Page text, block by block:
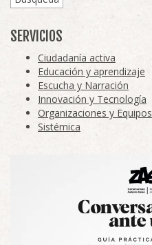
SERVICIOS
Ciudadanía activa
Educación y aprendizaje
Escucha y Narración
Innovación y Tecnología
Organizaciones y Equipos
Sistémica